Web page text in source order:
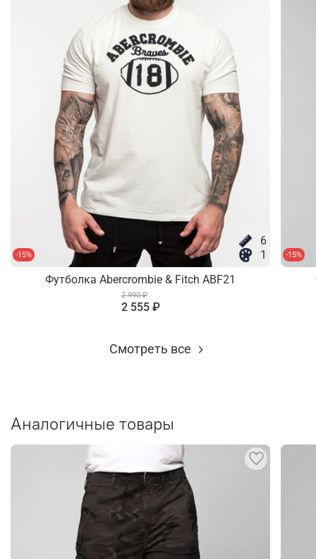
-15%
6
1
Футболка Abercrombie & Fitch ABF21
2 990 ₽
2 555 ₽
-15%
Смотреть все
Аналогичные товары